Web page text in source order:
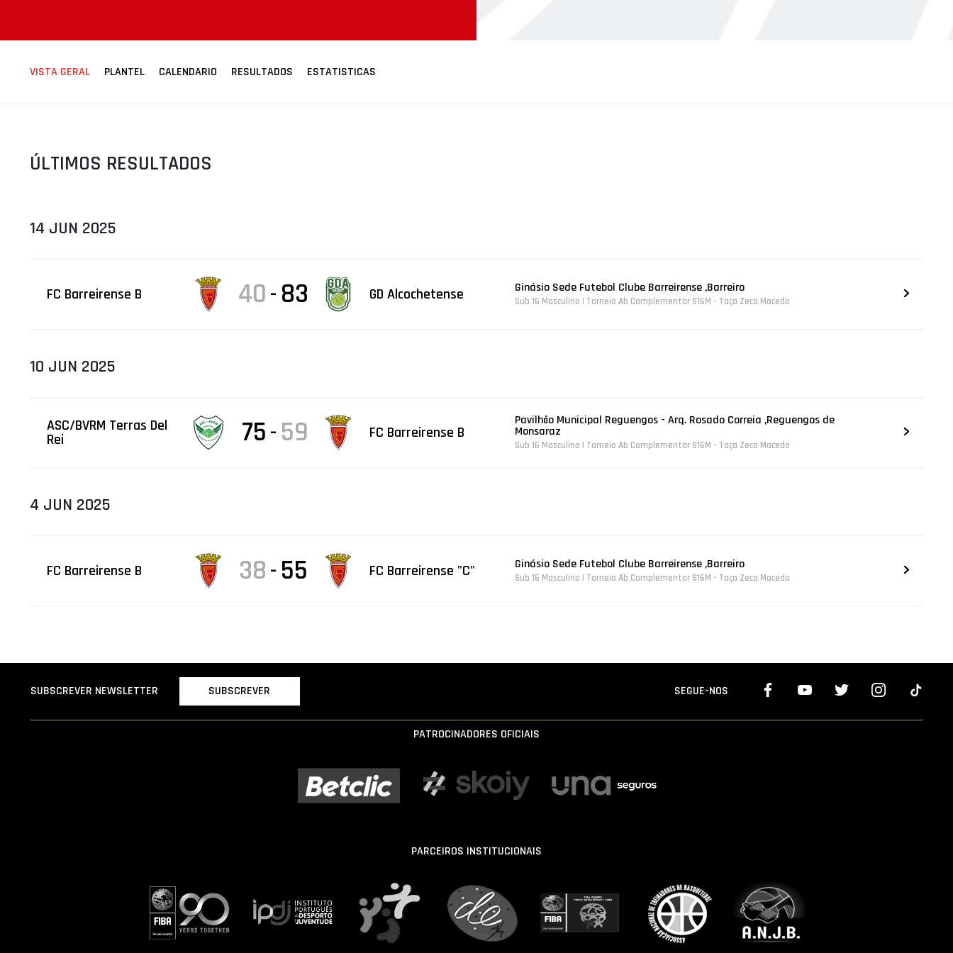
PROJETOS
VISTA GERAL PLANTEL CALENDARIO RESULTADOS ESTATISTICAS
ÚLTIMOS RESULTADOS
14 JUN 2025
FC Barreirense B 40 - 83 GD Alcochetense Ginásio Sede Futebol Clube Barreirense ,Barreiro
Sub 16 Masculino | Torneio Ab Complementar S16M - Taça Zeca Macedo
10 JUN 2025
ASC/BVRM Terras Del
Rei 75 - 59 FC Barreirense B
Pavilhão Municipal Reguengos - Arq. Rosado Correia ,Reguengos de
Monsaraz
Sub 16 Masculino | Torneio Ab Complementar S16M - Taça Zeca Macedo
4 JUN 2025
FC Barreirense B 38 - 55 FC Barreirense "C" Ginásio Sede Futebol Clube Barreirense ,Barreiro
Sub 16 Masculino | Torneio Ab Complementar S16M - Taça Zeca Macedo
SUBSCREVER NEWSLETTER SUBSCREVER SEGUE-NOS
PATROCINADORES OFICIAIS
PARCEIROS INSTITUCIONAIS